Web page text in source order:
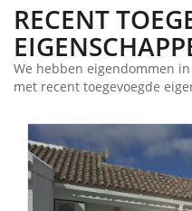
RECENT
We hebben eigendommen
met recent toegevoegde